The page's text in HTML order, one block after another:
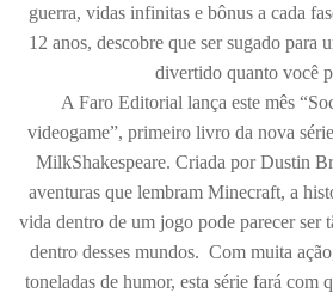
guerra, vidas infinitas e bônus a cada
12 anos, descobre que ser sugado para
divertido quanto você
A Faro Editorial lança este mês
videogame”, primeiro livro da nova
MilkShakespeare. Criada por Dustin
aventuras que lembram Minecraft, a
vida dentro de um jogo pode parecer ser
dentro desses mundos. Com muita
toneladas de humor, esta série fará com